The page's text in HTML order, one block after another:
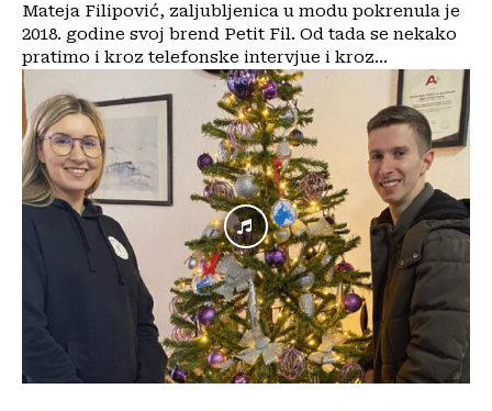
Mateja Filipović, zaljubljenica u modu pokrenula je
2018. godine svoj brend Petit Fil. Od tada se nekako
pratimo i kroz telefonske intervjue i kroz...